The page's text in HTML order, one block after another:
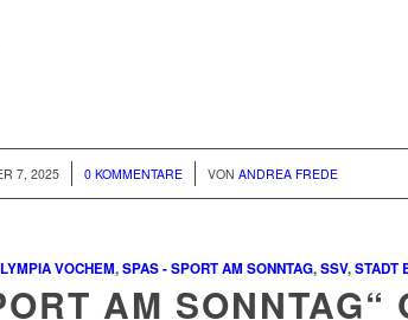
7, 2025 0 KOMMENTARE
/ VONANDREA FREDE
VOCHEM,SPAS - SPORT AM SONNTAG,SSV,STADT
AM SONNTAG“